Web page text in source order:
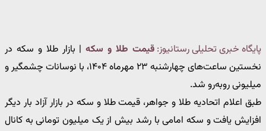
پایگاه خبری تحلیلی رستانیوز: قیمت طلا و سکه| بازار طلا و سکه در
نخستین ساعت‌های چهارشنبه ۲۳ مهرماه ۱۴۰۴، با نوسانات چشمگیر و
میلیونی روبه‌رو شد.
طبق اعلام اتحادیه طلا و جواهر، قیمت طلا و سکه در بازار آزاد بار دیگر
افزایش یافت و سکه امامی با رشد بیش از یک میلیون تومانی به کانال